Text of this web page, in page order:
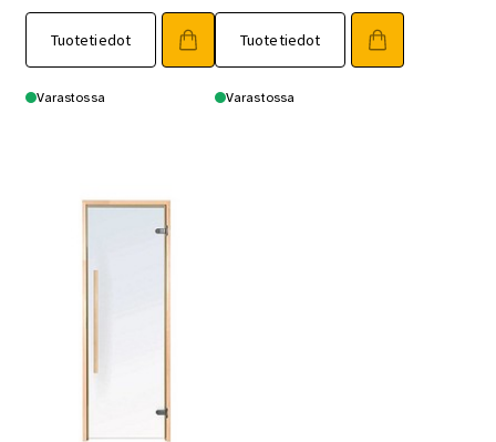
Tuotetiedot
Tällä
tuotteella
on
useampi
Varastossa
Tuotetiedot
Tällä
tuotteella
on
useampi
Varastossa